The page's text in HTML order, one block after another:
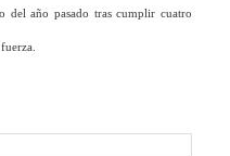
del año pasado tras cumplir cuatro